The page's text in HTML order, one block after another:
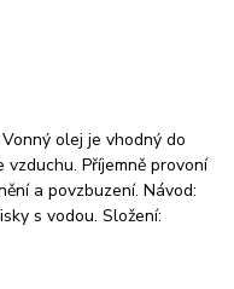
olej je vhodný do
vzduchu. Příjemně provoní
a povzbuzení. Návod:
s vodou. Složení: